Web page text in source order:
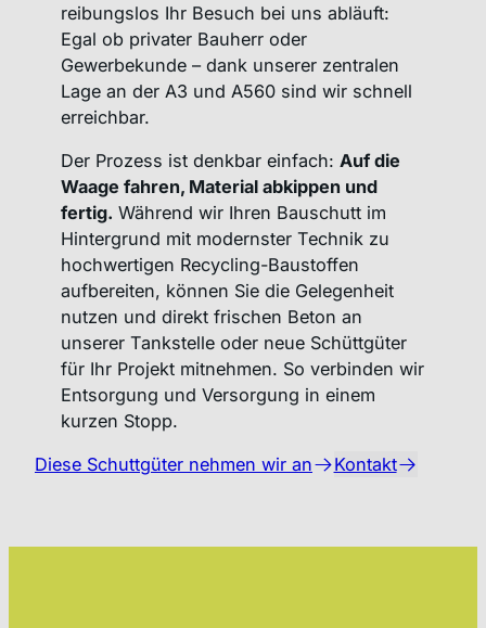
reibungslos Ihr Besuch bei uns abläuft:
Egal ob privater Bauherr oder
Gewerbekunde – dank unserer zentralen
Lage an der A3 und A560 sind wir schnell
erreichbar.
Der Prozess ist denkbar einfach: Auf die
Waage fahren, Material abkippen und
fertig. Während wir Ihren Bauschutt im
Hintergrund mit modernster Technik zu
hochwertigen Recycling-Baustoffen
aufbereiten, können Sie die Gelegenheit
nutzen und direkt frischen Beton an
unserer Tankstelle oder neue Schüttgüter
für Ihr Projekt mitnehmen. So verbinden wir
Entsorgung und Versorgung in einem
kurzen Stopp.
Diese Schuttgüter nehmen wir an Kontakt